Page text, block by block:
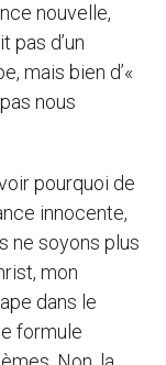
nouvelle,
pas d’un
mais bien d’«
nous
pourquoi de
innocente,
ne soyons plus
mon
dans le
formule